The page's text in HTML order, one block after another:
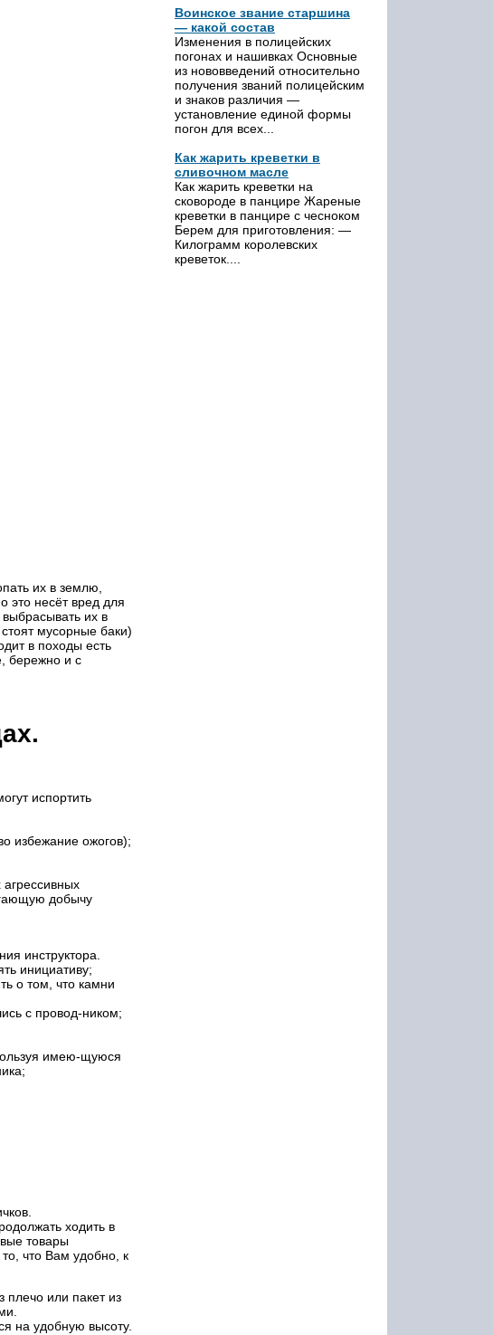
их в землю,
это несёт вред для
их в
мусорные баки)
в походы есть
бережно и с
испортить
избежание ожогов);
агрессивных
добычу
инструктора.
инициативу;
о том, что камни
с провод-ником;
имею-щуюся
ходить в
товары
что Вам удобно, к
плечо или пакет из
на удобную высоту.
Воинское звание старшина
— какой состав
Изменения в полицейских
погонах и нашивках Основные
из нововведений относительно
получения званий полицейским
и знаков различия —
установление единой формы
погон для всех...
Как жарить креветки в
сливочном масле
Как жарить креветки на
сковороде в панцире Жареные
креветки в панцире с чесноком
Берем для приготовления: —
Килограмм королевских
креветок....